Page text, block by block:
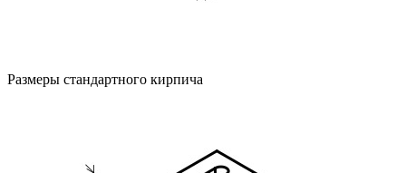
Размеры стандартного кирпича